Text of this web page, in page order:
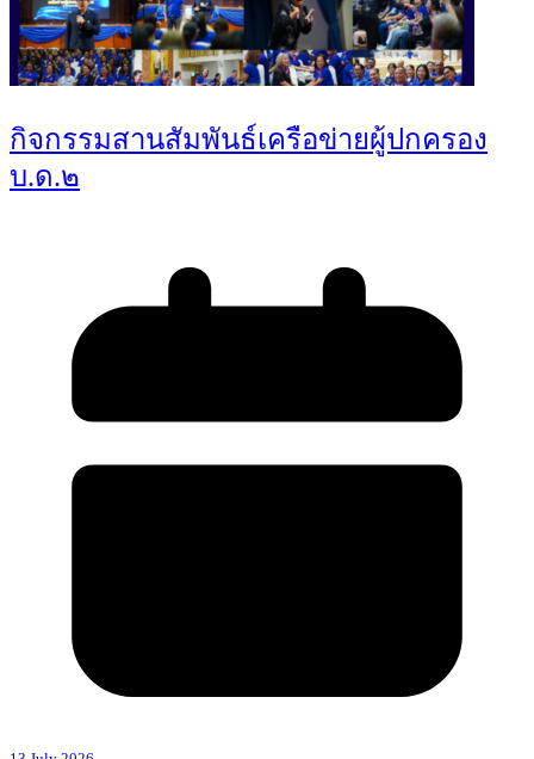
กิจกรรมสานสัมพันธ์เครือข่ายผู้ปกครอง
บ.ด.๒